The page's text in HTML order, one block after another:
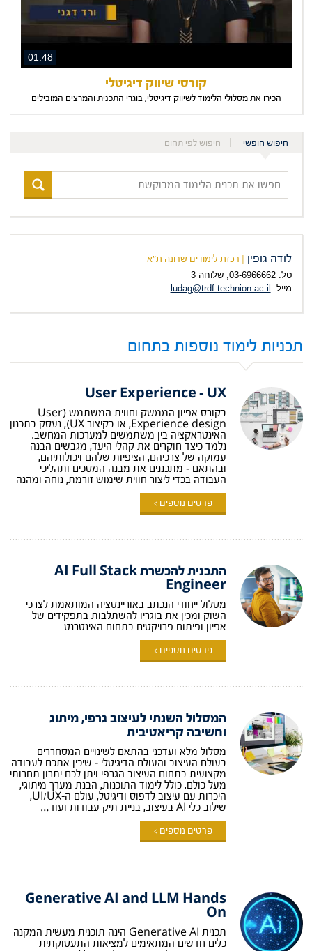
01:48
קורסי שיווק דיגיטלי
הכירו את מסלולי הלימוד לשיווק דיגיטלי, בוגרי התכנית והמרצים המובילים
חיפוש חופשי חיפוש לפי תחום
חפשו
את
תכנית
המבוקשת
לודה גופין | רכזת לימודים שרונה ת"א
טל. 03-6966662, שלוחה 3
מייל. ludag@trdf.technion.ac.il
תכניות לימוד נוספות בתחום
User Experience – UX
בקורס אפיון הממשק וחווית המשתמש (User
Experience design, או בקיצור UX), נעסק בתכנון
האינטראקציה בין משתמשים למערכות המחשב.
נלמד כיצד חוקרים את קהלי היעד, מגבשים הבנה
עמוקה של צרכיהם, הציפיות שלהם ויכולותיהם,
ובהתאם – מתכננים את מבנה המסכים ותהליכי
העבודה בכדי ליצור חווית שימוש זורמת, נוחה ומהנה
פרטים נוספים >
התכנית להכשרת AI Full Stack
Engineer
מסלול ייחודי הנכתב באוריינטציה המותאמת לצרכי
השוק ומכין את בוגריו להשתלבות בתפקידים של
אפיון ופיתוח פרויקטים בתחום האינטרנט
פרטים נוספים >
המסלול השנתי לעיצוב גרפי, מיתוג
וחשיבה קריאטיבית
מסלול מלא ועדכני בהתאם לשינויים המסחררים
בעולם העיצוב והעולם הדיגיטלי – שיכין אתכם לעבודה
מקצועית בתחום העיצוב הגרפי ויתן לכם יתרון תחרותי
מעל כולם. כולל לימוד התוכנות, הבנת מערך מיתוגי,
היכרות עם עיצוב לדפוס ודיגיטל, עולם ה-UI/UX,
שילוב כלי AI בעיצוב, בניית תיק עבודות ועוד…
פרטים נוספים >
Generative AI and LLM Hands
On
תכנית Generative AI הינה תוכנית מעשית המקנה
כלים חדשים המתאימים למציאות התעסוקתית